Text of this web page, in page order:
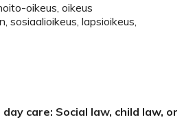
oikeus, oikeus
sosiaalioikeus, lapsioikeus,
care: Social law, child law, or